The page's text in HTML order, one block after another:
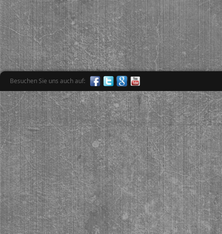
Besuchen Sie uns auch auf: